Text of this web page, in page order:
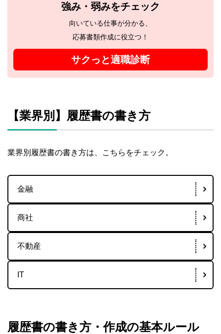
強み・弱みをチェック
向いている仕事が分かる、
応募書類作成に役立つ！
サクっと適職診断
【業界別】履歴書の書き方
業界別履歴書の書き方は、こちらをチェック。
金融
商社
不動産
IT
履歴書の書き方・作成の基本ルール